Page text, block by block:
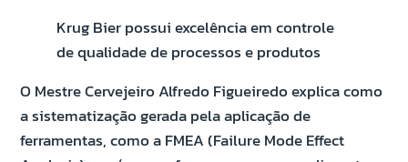
Krug Bier possui excelência em controle
de qualidade de processos e produtos
O Mestre Cervejeiro Alfredo Figueiredo explica como
a sistematização gerada pela aplicação de
ferramentas, como a FMEA (Failure Mode Effect